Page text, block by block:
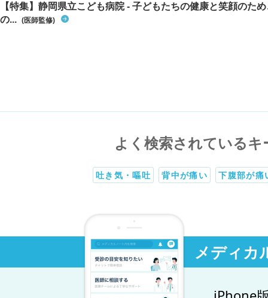
【特集】静岡県立こども病院 - 子どもたちの健康と笑顔のた
の... (医師監修)
よく検索されているキ
吐き気・嘔吐 背中が痛い 下腹部が痛
メディカ